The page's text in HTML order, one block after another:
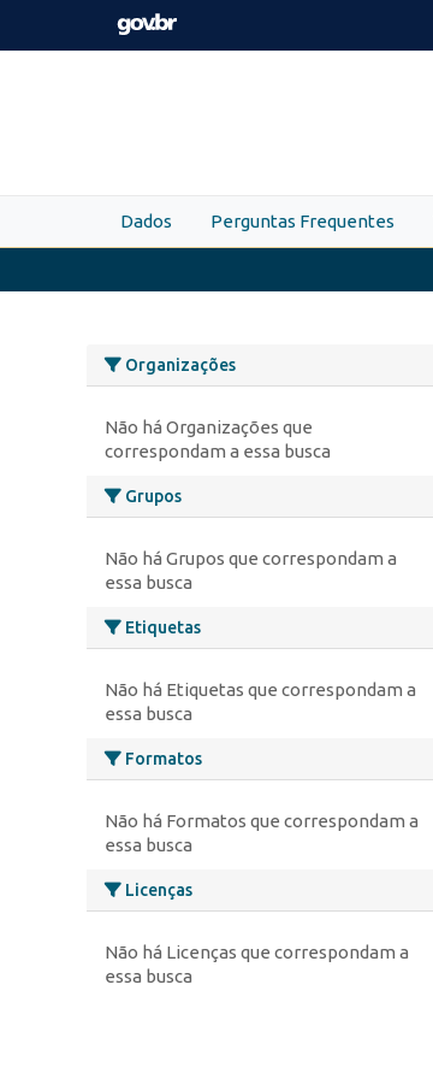
Skip to main content
Dados Perguntas Frequentes
Organizações
Não há Organizações que
correspondam a essa busca
Grupos
Não há Grupos que correspondam a
essa busca
Etiquetas
Não há Etiquetas que correspondam a
essa busca
Formatos
Não há Formatos que correspondam a
essa busca
Licenças
Não há Licenças que correspondam a
essa busca